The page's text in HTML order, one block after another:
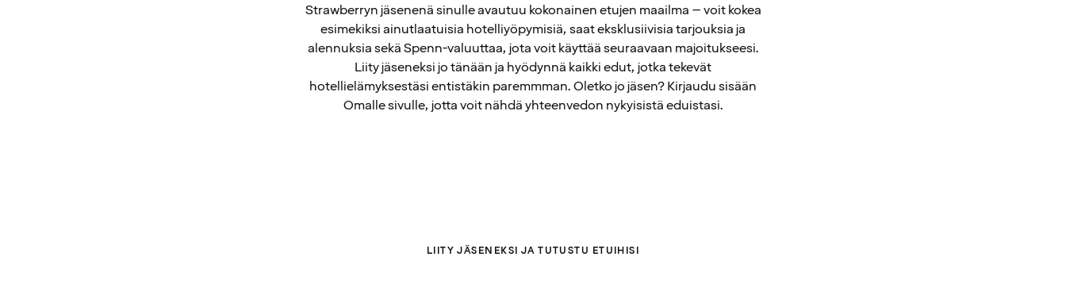
Strawberryn jäsenenä sinulle avautuu kokonainen etujen maailma – voit kokea
esimekiksi ainutlaatuisia hotelliyöpymisiä, saat eksklusiivisia tarjouksia ja
alennuksia sekä Spenn-valuuttaa, jota voit käyttää seuraavaan majoitukseesi.
Liity jäseneksi jo tänään ja hyödynnä kaikki edut, jotka tekevät
hotellielämyksestäsi entistäkin paremmman. Oletko jo jäsen? Kirjaudu sisään
Omalle sivulle, jotta voit nähdä yhteenvedon nykyisistä eduistasi.
LIITY JÄSENEKSI JA TUTUSTU ETUIHISI